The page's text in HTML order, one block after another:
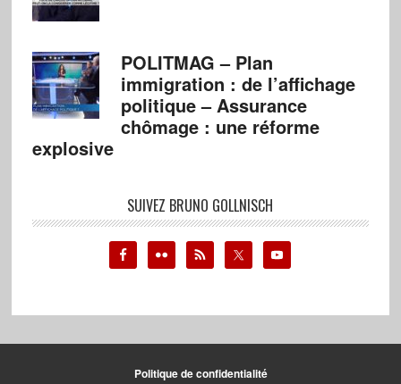
POLITMAG – Plan
immigration : de l’affichage
politique – Assurance
chômage : une réforme
explosive
SUIVEZ BRUNO GOLLNISCH
Politique de confidentialité